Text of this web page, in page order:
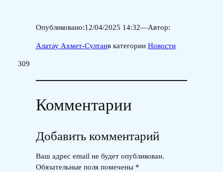
Опубликовано:12/04/2025 14:32—Автор:
Алатау Ахмет-Султанв категории Новости
309
Комментарии
Добавить комментарий
Ваш адрес email не будет опубликован.
Обязательные поля помечены *